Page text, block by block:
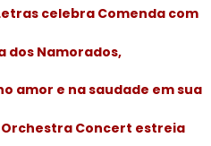
celebra Comenda com
dos Namorados,
amor e na saudade em sua
Orchestra Concert estreia